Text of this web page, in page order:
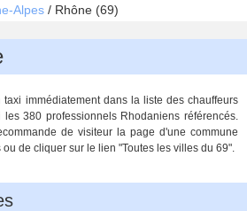
Alpes / Rhône (69)
immédiatement dans la liste des chauffeurs
380 professionnels Rhodaniens référencés.
de visiteur la page d'une commune
de cliquer sur le lien "Toutes les villes du 69".